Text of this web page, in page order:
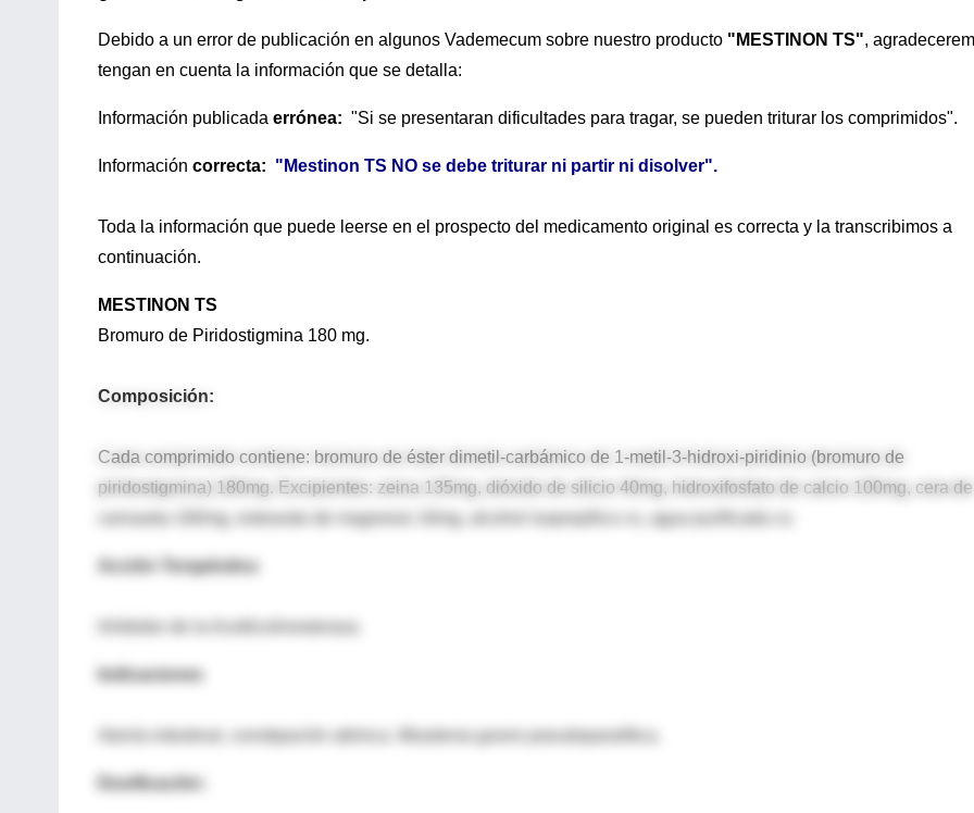
Debido a un error de publicación en algunos Vademecum sobre nuestro producto "MESTINON TS",
tengan en cuenta la información que se detalla:
Información publicada errónea: "Si se presentaran dificultades para tragar, se pueden triturar los comprimidos".
Información correcta: "Mestinon TS NO se debe triturar ni partir ni disolver".
Toda la información que puede leerse en el prospecto del medicamento original es correcta y la transcribimos a
continuación.
MESTINON TS
Bromuro de Piridostigmina 180 mg.
Composición:
Cada comprimido contiene: bromuro de éster dimetil-carbámico de 1-metil-3-hidroxi-piridinio (bromuro de
piridostigmina) 180mg. Excipientes: zeina 135mg, dióxido de silicio 40mg, hidroxifosfato de calcio 100mg, cera de
carnauba 160mg, estearato de magnesio 16mg, alcohol isopropílico cs, agua purificada cs.
Acción Terapéutica
Indicaciones
Atonía intestinal, constipación atónica. Miastenia gravis pseudoparalítica.
Dosificación: